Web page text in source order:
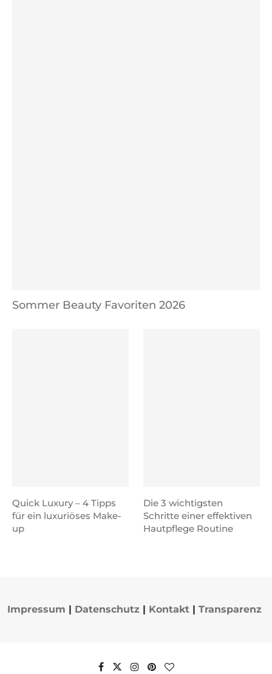
Sommer Beauty Favoriten 2026
Quick Luxury – 4 Tipps
für ein luxuriöses Make-
up
Die 3 wichtigsten
Schritte einer effektiven
Hautpflege Routine
Impressum | Datenschutz | Kontakt | Transparenz